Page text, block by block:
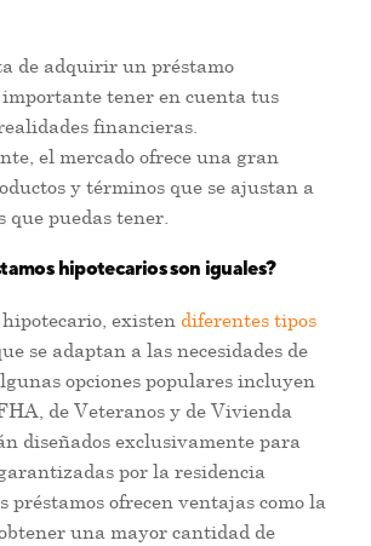
de adquirir un préstamo
tener en cuenta tus
financieras.
el mercado ofrece una gran
y términos que se ajustan a
que puedas tener.
hipotecarios son iguales?
existen diferentes tipos
se adaptan a las necesidades de
opciones populares incluyen
de Veteranos y de Vivienda
diseñados exclusivamente para
por la residencia
préstamos ofrecen ventajas como la
una mayor cantidad de